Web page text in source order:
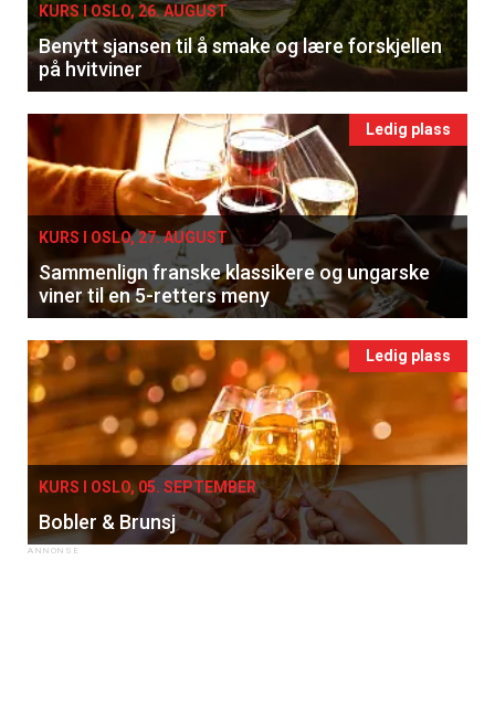
KURS I OSLO, 26. AUGUST
Benytt sjansen til å smake og lære forskjellen
på hvitviner
Ledig plass
KURS I OSLO, 27. AUGUST
Sammenlign franske klassikere og ungarske
viner til en 5-retters meny
Ledig plass
KURS I OSLO, 05. SEPTEMBER
Bobler & Brunsj